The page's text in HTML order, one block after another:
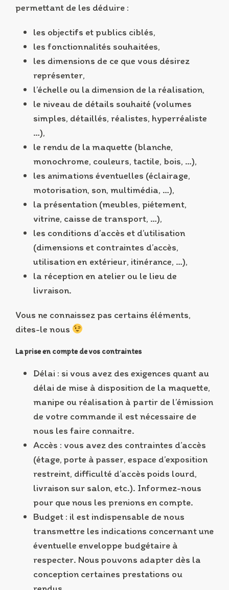
permettant de les déduire :
les objectifs et publics ciblés,
les fonctionnalités souhaitées,
les dimensions de ce que vous désirez
représenter,
l’échelle ou la dimension de la réalisation,
le niveau de détails souhaité (volumes
simples, détaillés, réalistes, hyperréaliste
…),
le rendu de la maquette (blanche,
monochrome, couleurs, tactile, bois, …),
les animations éventuelles (éclairage,
motorisation, son, multimédia, …),
la présentation (meubles, piétement,
vitrine, caisse de transport, …),
les conditions d’accès et d’utilisation
(dimensions et contraintes d’accès,
utilisation en extérieur, itinérance, …),
la réception en atelier ou le lieu de
livraison.
Vous ne connaissez pas certains éléments,
dites-le nous
La prise en compte de vos contraintes
Délai : si vous avez des exigences quant au
délai de mise à disposition de la maquette,
manipe ou réalisation à partir de l’émission
de votre commande il est nécessaire de
nous les faire connaitre.
Accès : vous avez des contraintes d’accès
(étage, porte à passer, espace d’exposition
restreint, difficulté d’accès poids lourd,
livraison sur salon, etc.). Informez-nous
pour que nous les prenions en compte.
Budget : il est indispensable de nous
transmettre les indications concernant une
éventuelle enveloppe budgétaire à
respecter. Nous pouvons adapter dès la
conception certaines prestations ou